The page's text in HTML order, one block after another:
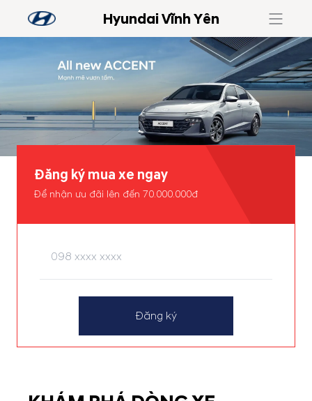
Hyundai Vĩnh Yên
Đăng ký mua xe ngay
Để nhận ưu đãi lên đến 70.000.000đ
Đăng ký